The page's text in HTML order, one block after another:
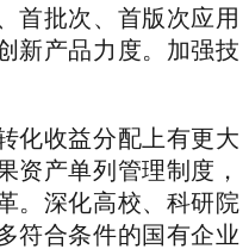
首批次、首版次应用
新产品力度。加强技
化收益分配上有更大
资产单列管理制度，
。深化高校、科研院
符合条件的国有企业